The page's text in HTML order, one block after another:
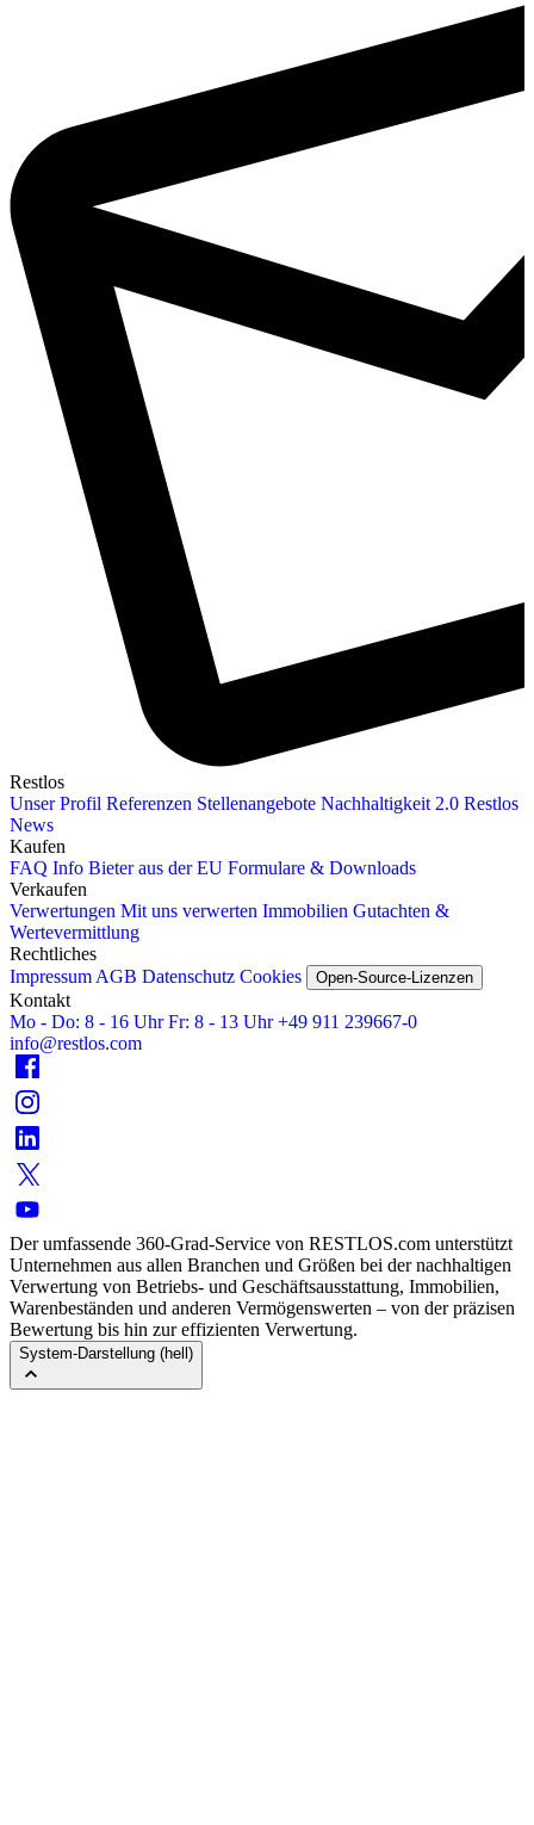
Restlos
Unser Profil Referenzen Stellenangebote Nachhaltigkeit 2.0 Restlos
News
Kaufen
FAQ Info Bieter aus der EU Formulare & Downloads
Verkaufen
Verwertungen Mit uns verwerten Immobilien Gutachten &
Wertevermittlung
Rechtliches
Impressum AGB Datenschutz Cookies Open-Source-Lizenzen
Kontakt
Mo - Do: 8 - 16 UhrFr: 8 - 13 Uhr+49 911 239667‑0
info@restlos.com
Der umfassende 360-Grad-Service von RESTLOS.com unterstützt
Unternehmen aus allen Branchen und Größen bei der nachhaltigen
Verwertung von Betriebs- und Geschäftsausstattung, Immobilien,
Warenbeständen und anderen Vermögenswerten – von der präzisen
Bewertung bis hin zur effizienten Verwertung.
System-Darstellung (hell)